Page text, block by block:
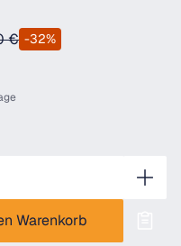
€ -32%
Warenkorb